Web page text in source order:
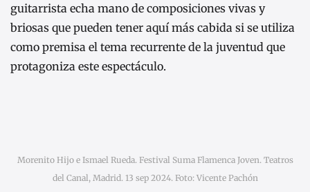
guitarrista echa mano de composiciones vivas y
briosas que pueden tener aquí más cabida si se utiliza
como premisa el tema recurrente de la juventud que
protagoniza este espectáculo.
Morenito Hijo e Ismael Rueda. Festival Suma Flamenca Joven. Teatros
del Canal, Madrid. 13 sep 2024. Foto: Vicente Pachón